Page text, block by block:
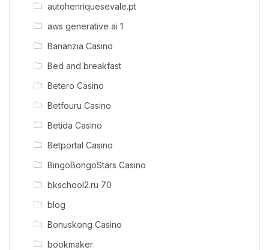
autohenriquesevale.pt
aws generative ai 1
Bananzia Casino
Bed and breakfast
Betero Casino
Betfouru Casino
Betida Casino
Betportal Casino
BingoBongoStars Casino
bkschool2.ru 70
blog
Bonuskong Casino
bookmaker